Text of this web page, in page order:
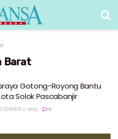
Barat
Gotong-Royong Bantu
Solok Pascabanjir
2, 2025 0